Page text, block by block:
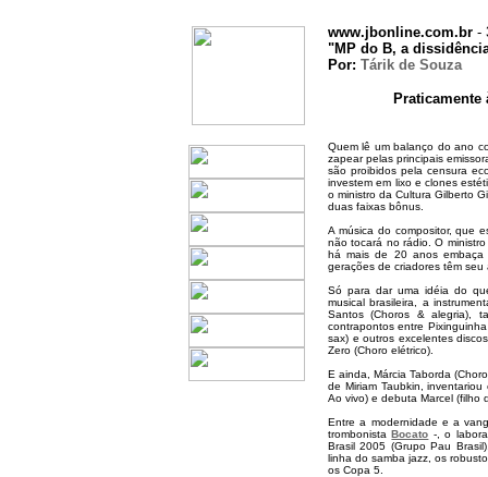
www.jbonline.com.br -
"MP do B, a
Por: Tárik de Souza
Quem lê um balanço do ano
zapear pelas principais
são proibidos pela censura
investem em lixo e clones
o ministro da Cultura Gilberto
duas faixas bônus.
A música do compositor, que
não tocará no rádio. O
há mais de 20 anos embaça
gerações de criadores têm
Só para dar uma idéia do
musical brasileira, a
Santos (Choros & alegria),
contrapontos entre
sax) e outros excelentes
Zero (Choro elétrico).
E ainda, Márcia Taborda
de Miriam Taubkin,
Ao vivo) e debuta Marcel (filho
Entre a modernidade e a
trombonistaBocato -, o
Brasil 2005 (Grupo Pau
linha do samba jazz, os
os Copa 5.